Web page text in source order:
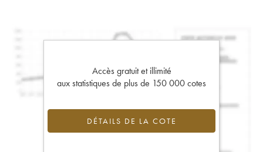
Accès gratuit et illimité
aux statistiques de plus de 150 000 cotes
DÉTAILS DE LA COTE